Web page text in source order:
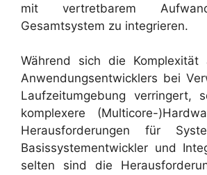
mit vertretbarem
Gesamtsystem zu integrieren.
Während sich die
Anwendungsentwicklers bei
Laufzeitumgebung verringert,
komplexere (Multicore-
Herausforderungen für
Basissystementwickler und
selten sind die